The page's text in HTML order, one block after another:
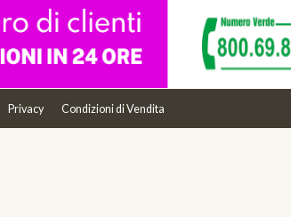
Privacy Condizioni di Vendita